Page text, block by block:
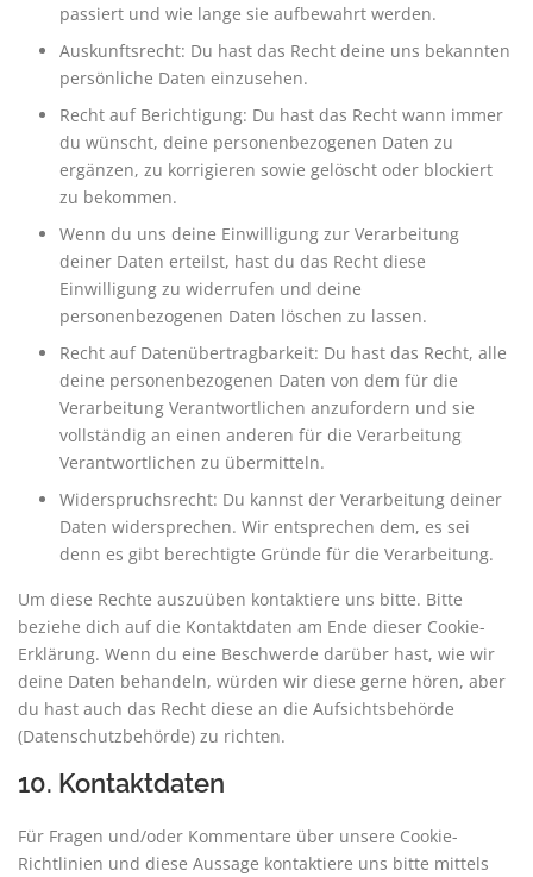
passiert und wie lange sie aufbewahrt werden.
Auskunftsrecht: Du hast das Recht deine uns bekannten
persönliche Daten einzusehen.
Recht auf Berichtigung: Du hast das Recht wann immer
du wünscht, deine personenbezogenen Daten zu
ergänzen, zu korrigieren sowie gelöscht oder blockiert
zu bekommen.
Wenn du uns deine Einwilligung zur Verarbeitung
deiner Daten erteilst, hast du das Recht diese
Einwilligung zu widerrufen und deine
personenbezogenen Daten löschen zu lassen.
Recht auf Datenübertragbarkeit: Du hast das Recht, alle
deine personenbezogenen Daten von dem für die
Verarbeitung Verantwortlichen anzufordern und sie
vollständig an einen anderen für die Verarbeitung
Verantwortlichen zu übermitteln.
Widerspruchsrecht: Du kannst der Verarbeitung deiner
Daten widersprechen. Wir entsprechen dem, es sei
denn es gibt berechtigte Gründe für die Verarbeitung.
Um diese Rechte auszuüben kontaktiere uns bitte. Bitte
beziehe dich auf die Kontaktdaten am Ende dieser Cookie-
Erklärung. Wenn du eine Beschwerde darüber hast, wie wir
deine Daten behandeln, würden wir diese gerne hören, aber
du hast auch das Recht diese an die Aufsichtsbehörde
(Datenschutzbehörde) zu richten.
10. Kontaktdaten
Für Fragen und/oder Kommentare über unsere Cookie-
Richtlinien und diese Aussage kontaktiere uns bitte mittels